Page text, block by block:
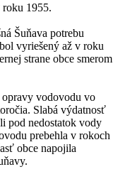
1955.
Šuňava potrebu
vyriešený až v roku
strane obce smerom
vodovodu vo
Slabá výdatnosť
pod nedostatok vody
prebehla v rokoch
obce napojila